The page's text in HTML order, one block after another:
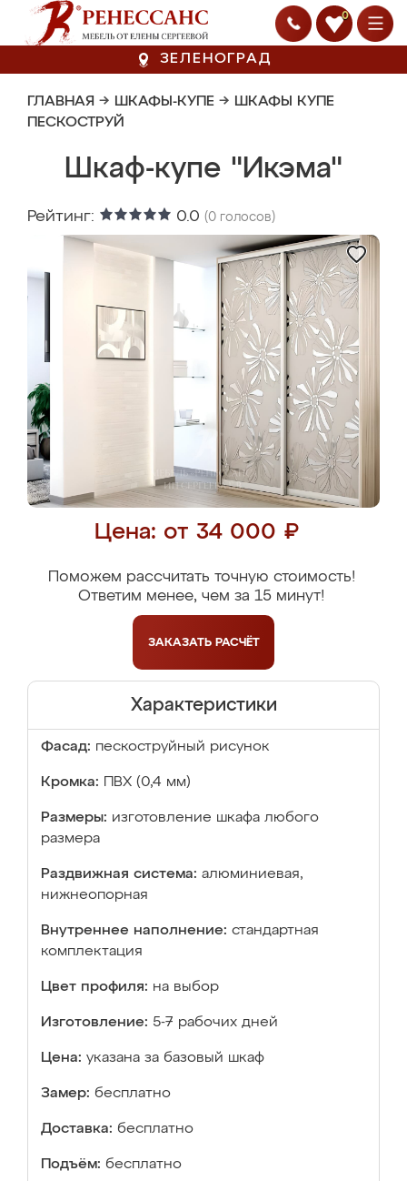
0
ЗЕЛЕНОГРАД
ГЛАВНАЯ → ШКАФЫ-КУПЕ → ШКАФЫ КУПЕ
ПЕСКОСТРУЙ
Шкаф-купе "Икэма"
Рейтинг: 0.0 (0 голосов)
Цена: от 34 000 ₽
Поможем рассчитать точную стоимость!
Ответим менее, чем за 15 минут!
ЗАКАЗАТЬ РАСЧЁТ
Характеристики
Фасад: пескоструйный рисунок
Кромка: ПВХ (0,4 мм)
Размеры: изготовление шкафа любого
размера
Раздвижная система: алюминиевая,
нижнеопорная
Внутреннее наполнение: стандартная
комплектация
Цвет профиля: на выбор
Изготовление: 5-7 рабочих дней
Цена: указана за базовый шкаф
Замер: бесплатно
Доставка: бесплатно
Подъём: бесплатно